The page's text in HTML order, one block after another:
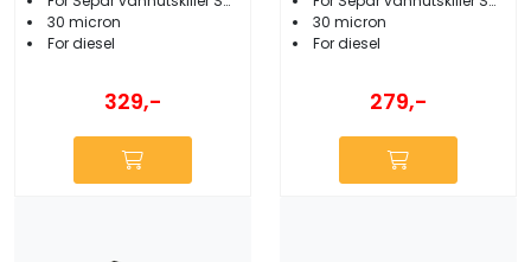
30 micron
For diesel
329,-
30 micron
For diesel
279,-